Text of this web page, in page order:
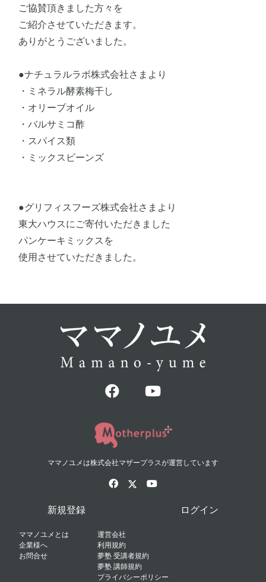
ご協賛頂きました方々を
ご紹介させていただきます。
ありがとうございました。
●ナチュラルラボ株式会社さまより
・ミネラル酵素梅干し
・オリーブオイル
・バルサミコ酢
・スパイス類
・ミックスビーンズ
●グリフィスフーズ株式会社さまより
東大ハウスにご寄付いただきました
パンケーキミックスを
使用させていただきました。
ママノユメは株式会社マザープラスが運営しています
新規登録 ログイン
ママノユメとは
企業様へ
お問合せ
運営会社
利用規約
夢塾 受講者規約
夢塾 講師規約
プライバシーポリシー